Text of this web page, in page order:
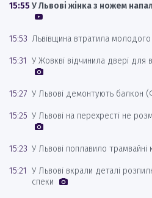
15:55 У Львові жінка з ножем
15:53 Львівщина втратила
15:31 У Жовкві відчинила двері для
15:27 У Львові демонтують балкон
15:25 У Львові на перехресті не
15:23 У Львові поплавило трамвайні
15:21 У Львові вкрали деталі
спеки